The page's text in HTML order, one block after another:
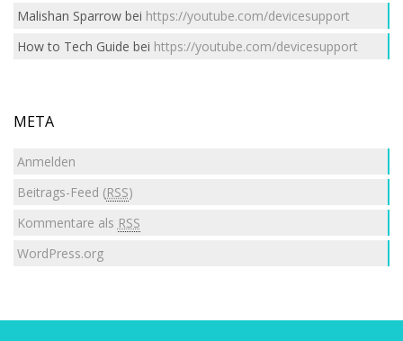
Malishan Sparrowbei https://youtube.com/devicesupport
How to Tech Guide bei https://youtube.com/devicesupport
META
Anmelden
Beitrags-Feed (RSS)
Kommentare als RSS
WordPress.org